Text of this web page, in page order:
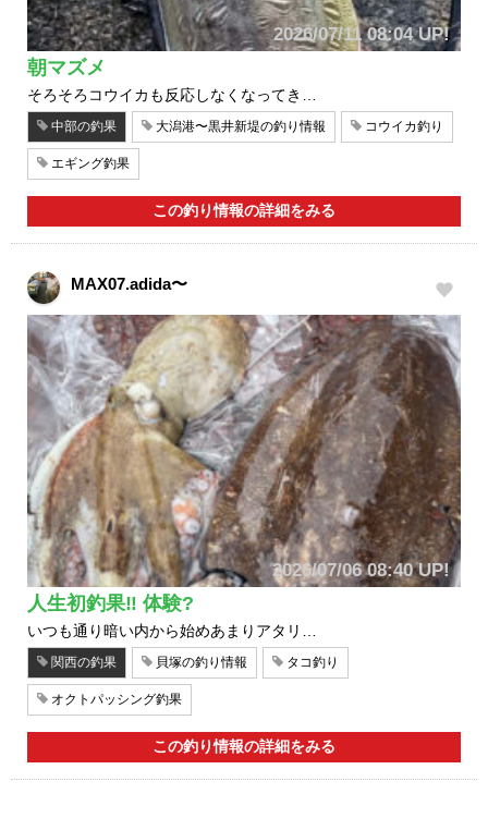
2026/07/11 08:04 UP!
朝マズメ
そろそろコウイカも反応しなくなってき…
中部の釣果 大潟港〜黒井新堤の釣り情報 コウイカ釣り
エギング釣果
この釣り情報の詳細をみる
MAX07.adida〜
2026/07/06 08:40 UP!
人生初釣果‼️ 体験?
いつも通り暗い内から始めあまりアタリ…
関西の釣果 貝塚の釣り情報 タコ釣り
オクトパッシング釣果
この釣り情報の詳細をみる